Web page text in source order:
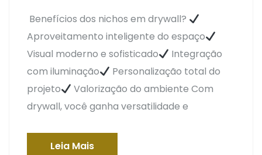
Benefícios dos nichos em drywall?
Aproveitamento inteligente do espaço
Visual moderno e sofisticado
Integração
com iluminação
Personalização total do
projeto
Valorização do ambiente Com
drywall, você ganha versatilidade e
Leia Mais